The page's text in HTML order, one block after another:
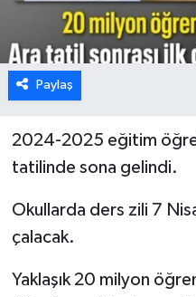
Paylaş
2024-2025 eğitim
tatilinde sona gelindi.
Okullarda ders zili 7
çalacak.
Yaklaşık 20 milyon